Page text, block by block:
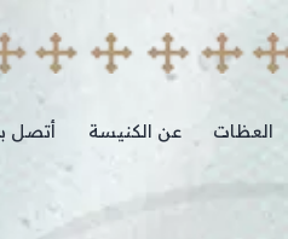
العظات عن الكنيسة أتصل